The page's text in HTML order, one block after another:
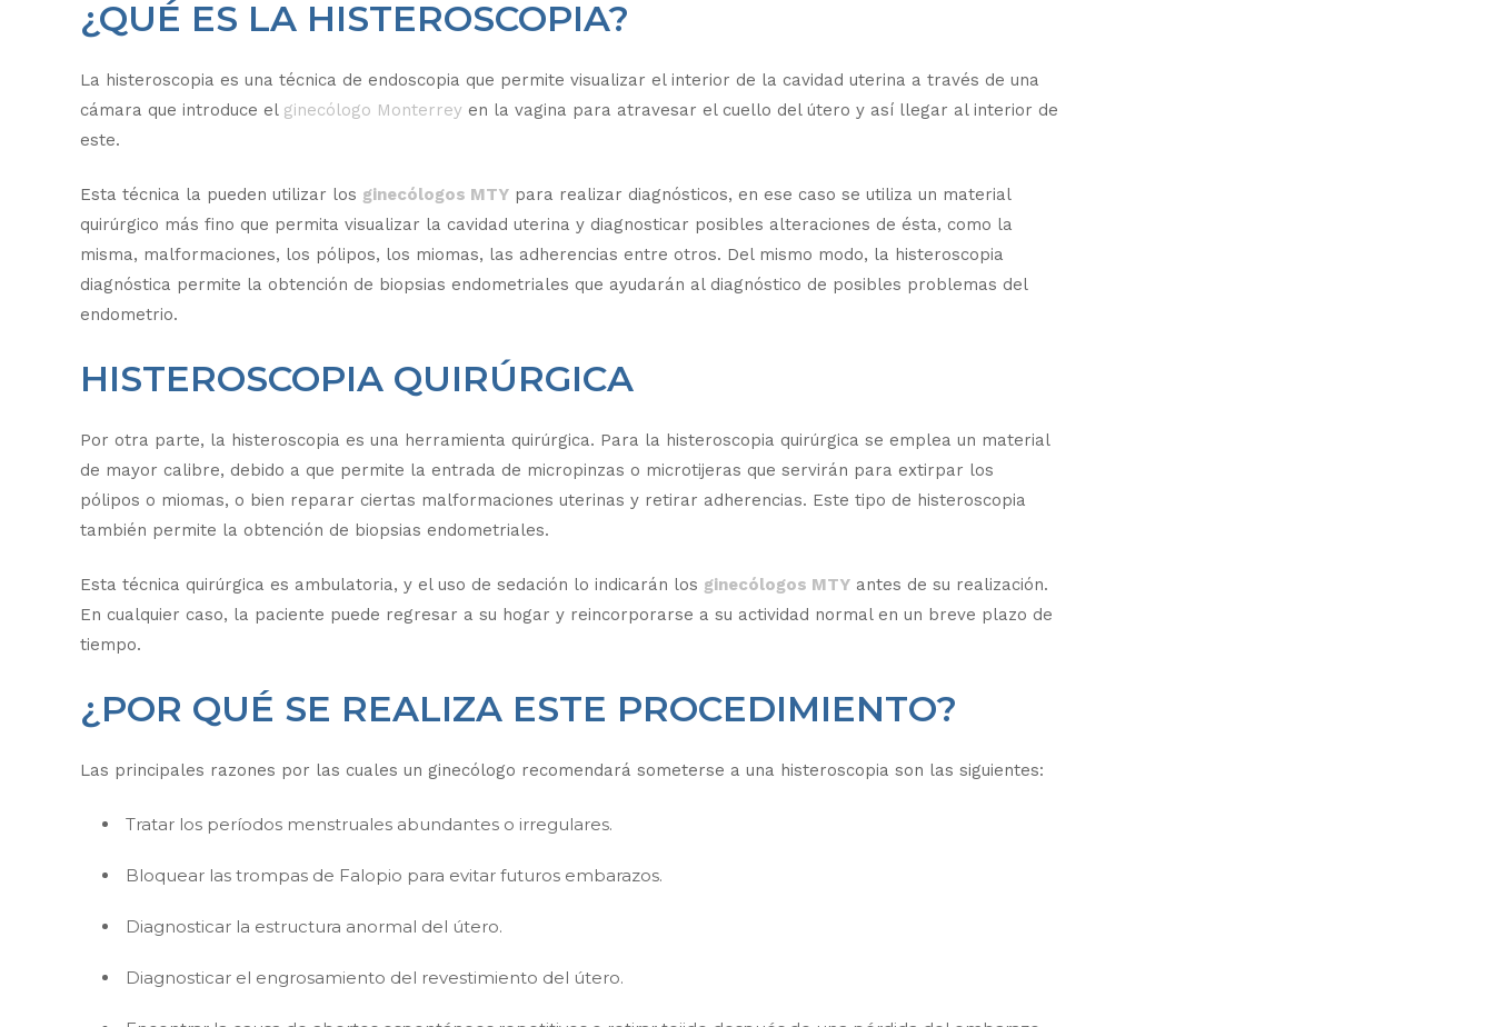
¿QUÉ ES LA HISTEROSCOPIA?
La histeroscopia es una técnica de endoscopia que permite visualizar el interior de la cavidad uterina a través de una
cámara que introduce el ginecólogo Monterrey en la vagina para atravesar el cuello del útero y así llegar al interior de
este.
Esta técnica la pueden utilizar los ginecólogos MTY para realizar diagnósticos, en ese caso se utiliza un material
quirúrgico más fino que permita visualizar la cavidad uterina y diagnosticar posibles alteraciones de ésta, como la
misma, malformaciones, los pólipos, los miomas, las adherencias entre otros. Del mismo modo, la histeroscopia
diagnóstica permite la obtención de biopsias endometriales que ayudarán al diagnóstico de posibles problemas del
endometrio.
HISTEROSCOPIA QUIRÚRGICA
Por otra parte, la histeroscopia es una herramienta quirúrgica. Para la histeroscopia quirúrgica se emplea un material
de mayor calibre, debido a que permite la entrada de micropinzas o microtijeras que servirán para extirpar los
pólipos o miomas, o bien reparar ciertas malformaciones uterinas y retirar adherencias. Este tipo de histeroscopia
también permite la obtención de biopsias endometriales.
Esta técnica quirúrgica es ambulatoria, y el uso de sedación lo indicarán los ginecólogos MTY antes de su realización.
En cualquier caso, la paciente puede regresar a su hogar y reincorporarse a su actividad normal en un breve plazo de
tiempo.
¿POR QUÉ SE REALIZA ESTE PROCEDIMIENTO?
Las principales razones por las cuales un ginecólogo recomendará someterse a una histeroscopia son las siguientes:
Tratar los períodos menstruales abundantes o irregulares.
Bloquear las trompas de Falopio para evitar futuros embarazos.
Diagnosticar la estructura anormal del útero.
Diagnosticar el engrosamiento del revestimiento del útero.